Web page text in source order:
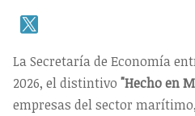
La Secretaría de Economía
2026, el distintivo "Hecho en
empresas del sector